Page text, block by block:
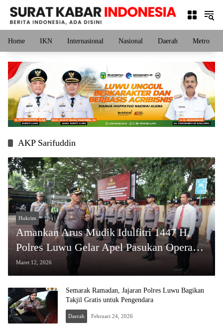
Langsung
konten
Home IKN Internasional Nasional Daerah Metro
AKP Sarifuddin
Hukrim
Amankan Arus Mudik Idulfitri 1447 H,
Polres Luwu Gelar Apel Pasukan Operasi
Ketupat 2026
Maret 12, 2026
Semarak Ramadan, Jajaran Polres Luwu Bagikan
Takjil Gratis untuk Pengendara
Daerah Februari 24, 2026